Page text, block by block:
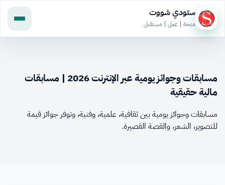
ستودي شووت
منحة | عمل | مستقبل
مسابقات وجوائز يومية عبر الإنترنت 2026 | مسابقات
مالية حقيقية
مسابقات وجوائز يومية بين ثقافية، علمية، وفنية، وتوفر جوائز قيمة
للتصوير، الشعر، والقصة القصيرة.